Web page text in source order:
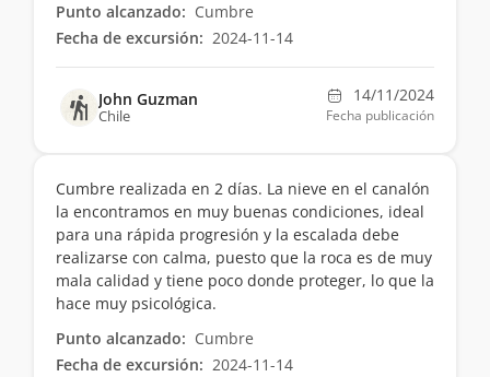
Punto alcanzado: Cumbre
Fecha de excursión: 2024-11-14
John Guzman
Chile
14/11/2024
Fecha publicación
Cumbre realizada en 2 días. La nieve en el canalón
la encontramos en muy buenas condiciones, ideal
para una rápida progresión y la escalada debe
realizarse con calma, puesto que la roca es de muy
mala calidad y tiene poco donde proteger, lo que la
hace muy psicológica.
Punto alcanzado: Cumbre
Fecha de excursión: 2024-11-14